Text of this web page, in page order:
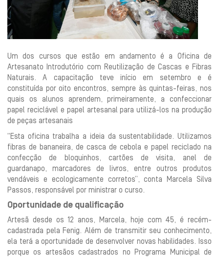
Um dos cursos que estão em andamento é a Oficina de
Artesanato Introdutório com Reutilização de Cascas e Fibras
Naturais. A capacitação teve início em setembro e é
constituída por oito encontros, sempre às quintas-feiras, nos
quais os alunos aprendem, primeiramente, a confeccionar
papel reciclável e papel artesanal para utilizá-los na produção
de peças artesanais
“Esta oficina trabalha a ideia da sustentabilidade. Utilizamos
fibras de bananeira, de casca de cebola e papel reciclado na
confecção de bloquinhos, cartões de visita, anel de
guardanapo, marcadores de livros, entre outros produtos
vendáveis e ecologicamente corretos”, conta Marcela Silva
Passos, responsável por ministrar o curso.
Oportunidade de qualificação
Artesã desde os 12 anos, Marcela, hoje com 45, é recém-
cadastrada pela Fenig. Além de transmitir seu conhecimento,
ela terá a oportunidade de desenvolver novas habilidades. Isso
porque os artesãos cadastrados no Programa Municipal de